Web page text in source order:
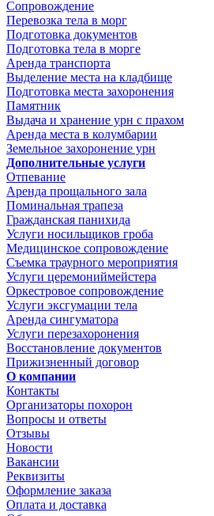
Сопровождение
Перевозка тела в морг
Подготовка документов
Подготовка тела в морге
Аренда транспорта
Выделение места на кладбище
Подготовка места захоронения
Памятник
Выдача и хранение урн с прахом
Аренда места в колумбарии
Земельное захоронение урн
Дополнительные услуги
Отпевание
Аренда прощального зала
Поминальная трапеза
Гражданская панихида
Услуги носильщиков гроба
Медицинское сопровождение
Съемка траурного мероприятия
Услуги церемониймейстера
Оркестровое сопровождение
Услуги эксгумации тела
Аренда сингуматора
Услуги перезахоронения
Восстановление документов
Прижизненный договор
О компании
Контакты
Организаторы похорон
Вопросы и ответы
Отзывы
Новости
Вакансии
Реквизиты
Оформление заказа
Оплата и доставка